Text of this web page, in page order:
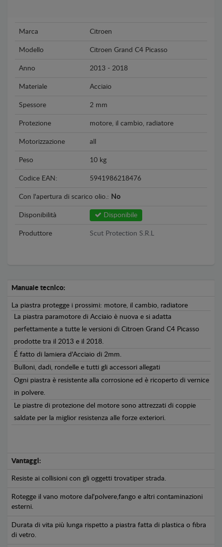
Marca Citroen
Modello Citroen Grand C4 Picasso
Anno 2013 - 2018
Materiale Acciaio
Spessore 2 mm
Protezione motore, il cambio, radiatore
Motorizzazione all
Peso 10 kg
Codice EAN: 5941986218476
Con l'apertura di scarico olio.: No
Disponibilità Disponibile
Produttore Scut Protection S.R.L
Manuale tecnico:
La piastra protegge i prossimi: motore, il cambio, radiatore
La piastra paramotore di Acciaio è nuova e si adatta
perfettamente a tutte le versioni di Citroen Grand C4 Picasso
prodotte tra il 2013 e il 2018.
É fatto di lamiera d'Acciaio di 2mm.
Bulloni, dadi, rondelle e tutti gli accessori allegati
Ogni piastra è resistente alla corrosione ed è ricoperto di vernice
in polvere.
Le piastre di protezione del motore sono attrezzati di coppie
saldate per la miglior resistenza alle forze exteriori.
Vantaggi:
Resiste ai collisioni con gli oggetti trovatiper strada.
Rotegge il vano motore dal'polvere,fango e altri contaminazioni
esterni.
Durata di vita più lunga rispetto a piastra fatta di plastica o fibra
di vetro.